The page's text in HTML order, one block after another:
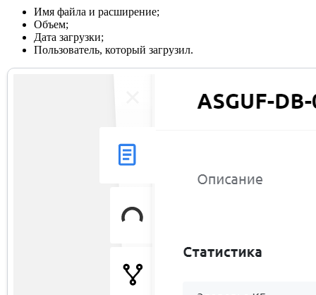
Имя файла и расширение;
Объем;
Дата загрузки;
Пользователь, который загрузил.